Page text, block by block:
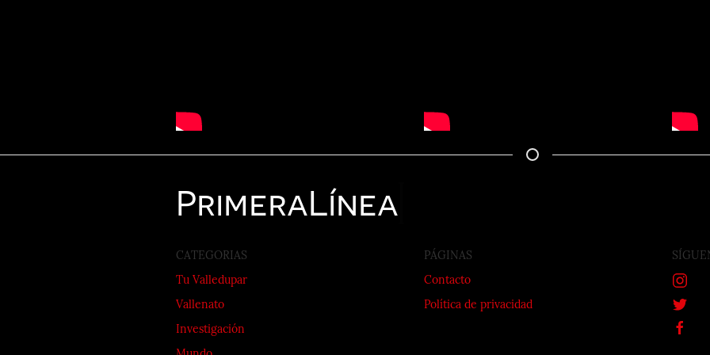
PrimeraLínea
CATEGORIAS
Tu Valledupar
Vallenato
Investigación
PÁGINAS
Contacto
Política de privacidad